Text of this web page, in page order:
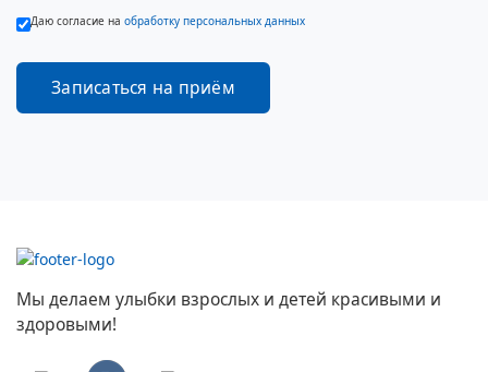
Даю согласие на обработку персональных данных
Мы делаем улыбки взрослых и детей красивыми и
здоровыми!